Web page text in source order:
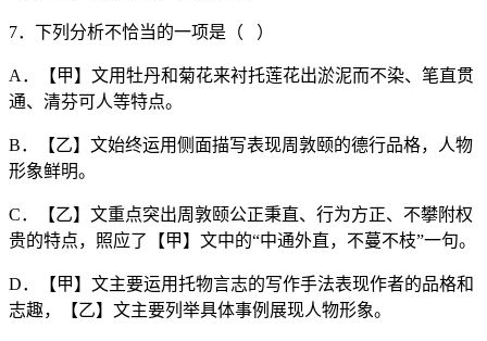
7．下列分析不恰当的一项是（ ）
A．【甲】文用牡丹和菊花来衬托莲花出淤泥而不染、笔直贯
通、清芬可人等特点。
B．【乙】文始终运用侧面描写表现周敦颐的德行品格，人物
形象鲜明。
C．【乙】文重点突出周敦颐公正秉直、行为方正、不攀附权
贵的特点，照应了【甲】文中的“中通外直，不蔓不枝”一句。
D．【甲】文主要运用托物言志的写作手法表现作者的品格和
志趣，【乙】文主要列举具体事例展现人物形象。